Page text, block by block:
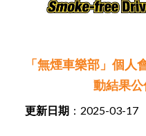
「無煙車樂部」個人
動結果公
更新日期 ：2025-03-17